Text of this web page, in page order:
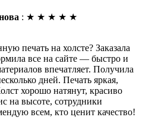
: ★ ★ ★ ★ ★
печать на холсте? Заказала
все на сайте — быстро и
впечатляет. Получила
дней. Печать яркая,
хорошо натянут, красиво
на высоте, сотрудники
всем, кто ценит качество!